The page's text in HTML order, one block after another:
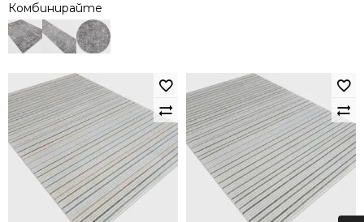
Комбинирайте